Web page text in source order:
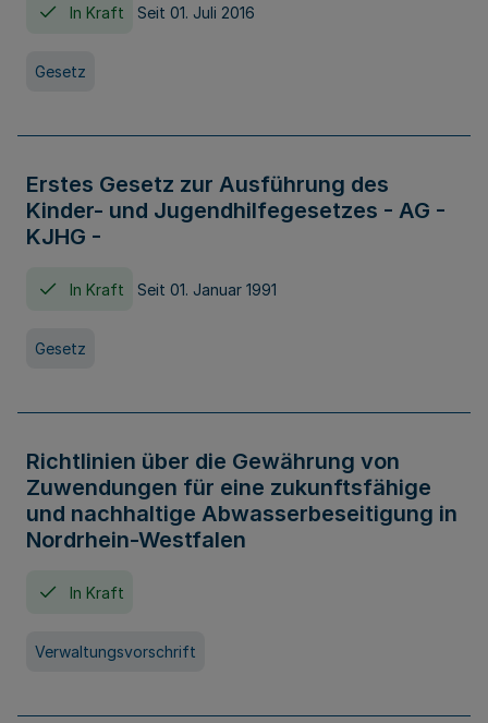
In Kraft Seit 01. Juli 2016
Gesetz
Erstes Gesetz zur Ausführung des
Kinder- und Jugendhilfegesetzes - AG -
KJHG -
In Kraft Seit 01. Januar 1991
Gesetz
Richtlinien über die Gewährung von
Zuwendungen für eine zukunftsfähige
und nachhaltige Abwasserbeseitigung in
Nordrhein-Westfalen
In Kraft
Verwaltungsvorschrift